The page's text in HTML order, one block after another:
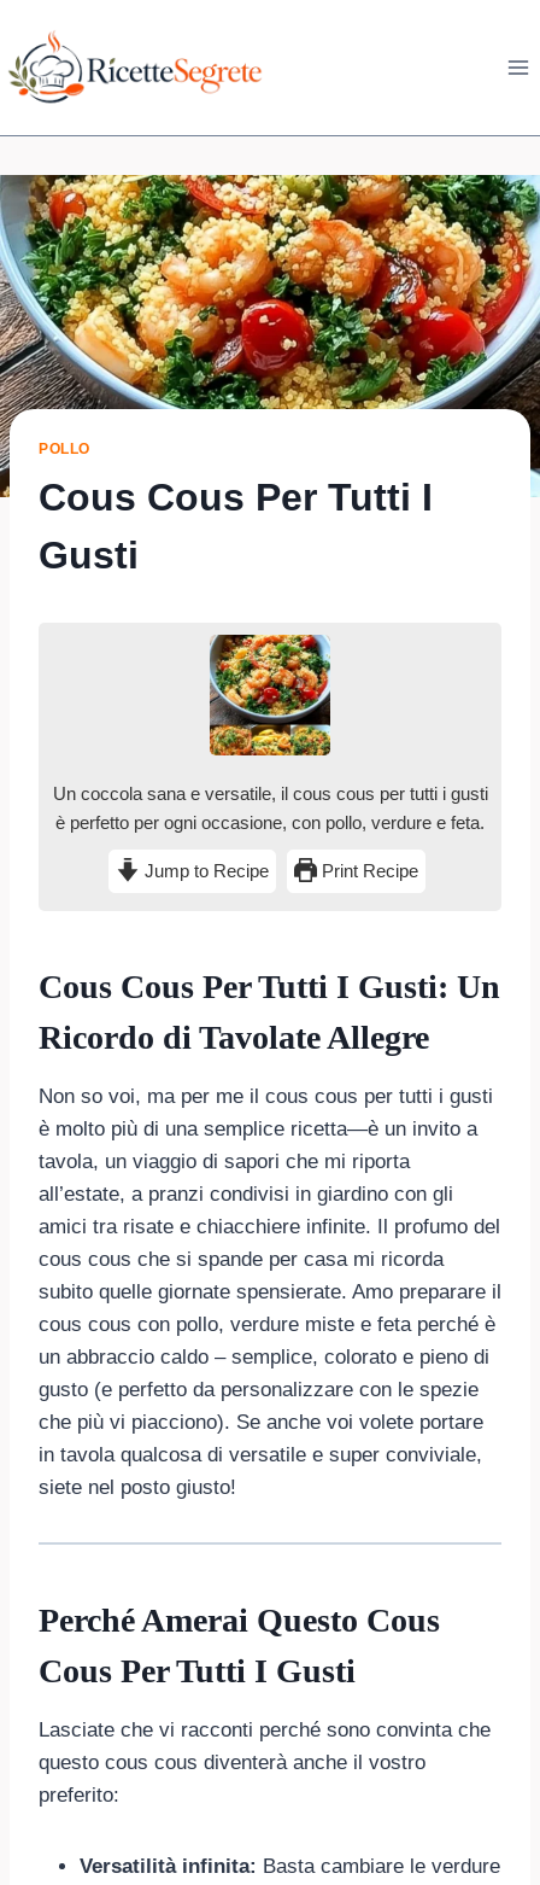
content
POLLO
Cous Cous Per Tutti I
Gusti
Un coccola sana e versatile, il cous cous per tutti i gusti
è perfetto per ogni occasione, con pollo, verdure e feta.
Jump to Recipe Print Recipe
Cous Cous Per Tutti I Gusti: Un
Ricordo di Tavolate Allegre
Non so voi, ma per me il cous cous per tutti i gusti
è molto più di una semplice ricetta—è un invito a
tavola, un viaggio di sapori che mi riporta
all’estate, a pranzi condivisi in giardino con gli
amici tra risate e chiacchiere infinite. Il profumo del
cous cous che si spande per casa mi ricorda
subito quelle giornate spensierate. Amo preparare il
cous cous con pollo, verdure miste e feta perché è
un abbraccio caldo – semplice, colorato e pieno di
gusto (e perfetto da personalizzare con le spezie
che più vi piacciono). Se anche voi volete portare
in tavola qualcosa di versatile e super conviviale,
siete nel posto giusto!
Perché Amerai Questo Cous
Cous Per Tutti I Gusti
Lasciate che vi racconti perché sono convinta che
questo cous cous diventerà anche il vostro
preferito:
Versatilità infinita: Basta cambiare le verdure